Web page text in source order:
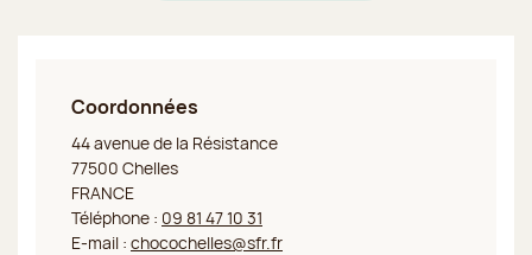
Coordonnées
Jeff de Bruges Chelles Résistance
44 avenue de la Résistance
77500 Chelles
FRANCE
Téléphone : 09 81 47 10 31
E-mail : chocochelles@sfr.fr